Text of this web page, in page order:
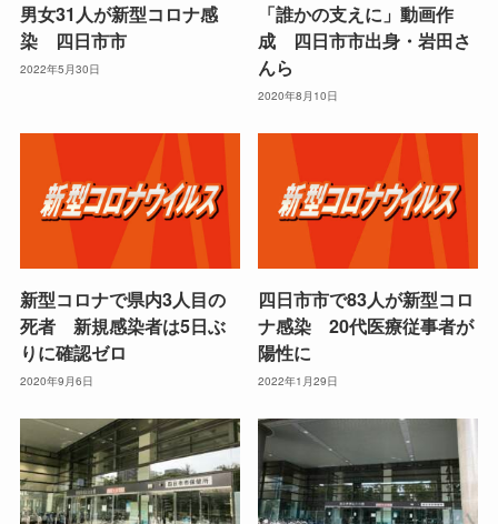
男女31人が新型コロナ感
染 四日市市
2022年5月30日
「誰かの支えに」動画作
成 四日市市出身・岩田さ
んら
2020年8月10日
新型コロナで県内3人目の
死者 新規感染者は5日ぶ
りに確認ゼロ
2020年9月6日
四日市市で83人が新型コロ
ナ感染 20代医療従事者が
陽性に
2022年1月29日